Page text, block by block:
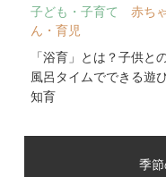
子ども・子育て
赤ち
ん・育児
「浴育」とは？子供と
風呂タイムでできる遊
知育
季